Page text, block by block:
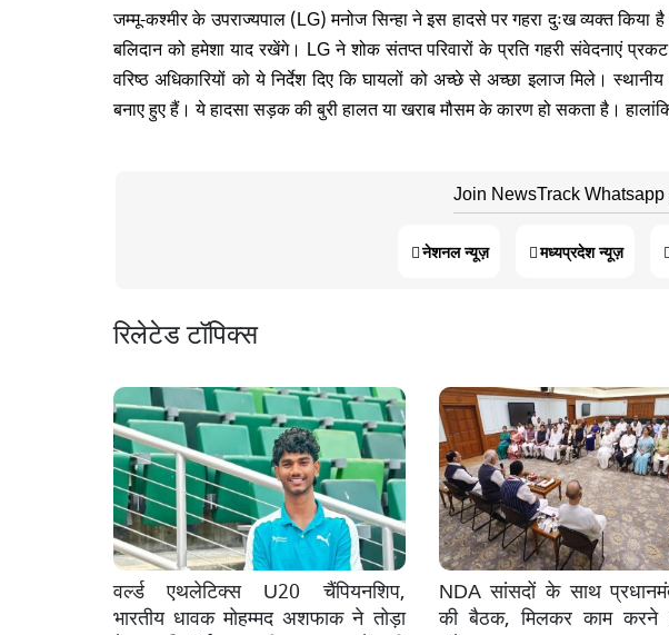
जम्मू-कश्मीर के उपराज्यपाल (LG) मनोज सिन्हा ने इस हादसे पर गहरा दुःख व्यक्त किया
बलिदान को हमेशा याद रखेंगे। LG ने शोक संतप्त परिवारों के प्रति गहरी संवेदनाएं
वरिष्ठ अधिकारियों को ये निर्देश दिए कि घायलों को अच्छे से अच्छा इलाज मिले।
बनाए हुए हैं। ये हादसा सड़क की बुरी हालत या खराब मौसम के कारण हो सकता है।
Join NewsTrack
नेशनल न्यूज़ मध्यप्रदेश न्यूज़
रिलेटेड टॉपिक्स
वर्ल्ड एथलेटिक्स U20 चैंपियनशिप,
भारतीय धावक मोहम्मद अशफाक ने तोड़ा
NDA सांसदों के साथ
की बैठक, मिलकर काम करने